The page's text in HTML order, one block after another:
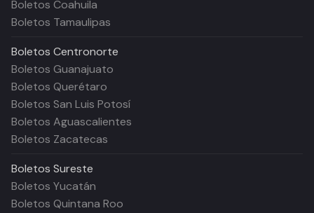
Boletos Coahuila
Boletos Tamaulipas
Boletos Centronorte
Boletos Guanajuato
Boletos Querétaro
Boletos San Luis Potosí
Boletos Aguascalientes
Boletos Zacatecas
Boletos Sureste
Boletos Yucatán
Boletos Quintana Roo